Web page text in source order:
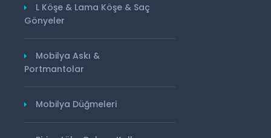
L Köşe & Lama Köşe & Saç
Gönyeler
Mobilya Askı &
Portmantolar
Mobilya Düğmeleri